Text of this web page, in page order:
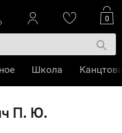
П. Ю.
0
Школа